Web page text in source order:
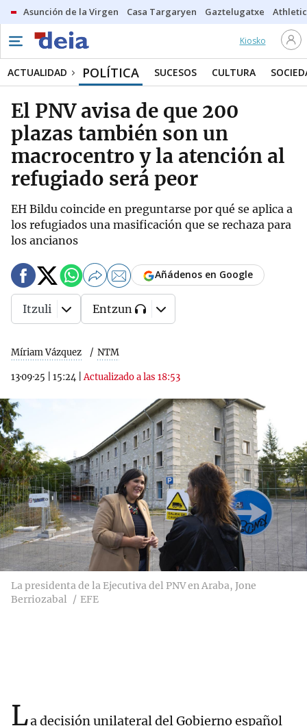
Asunción de la Virgen Casa Targaryen Gaztelugatxe Athletic
Kiosko
ACTUALIDAD POLÍTICA SUCESOS CULTURA
El PNV avisa de que 200
plazas también son un
macrocentro y la atención al
refugiado será peor
EH Bildu coincide en preguntarse por qué se aplica a
los refugiados una masificación que se rechaza para
los ancianos
Míriam Vázquez NTM
13·09·25 15:24 |Actualizado a las 18:53
Añádenos en Google
Itzuli Entzun
La presidenta de la Ejecutiva del PNV en Araba, Jone
Berriozabal
EFE
La decisión unilateral del Gobierno español